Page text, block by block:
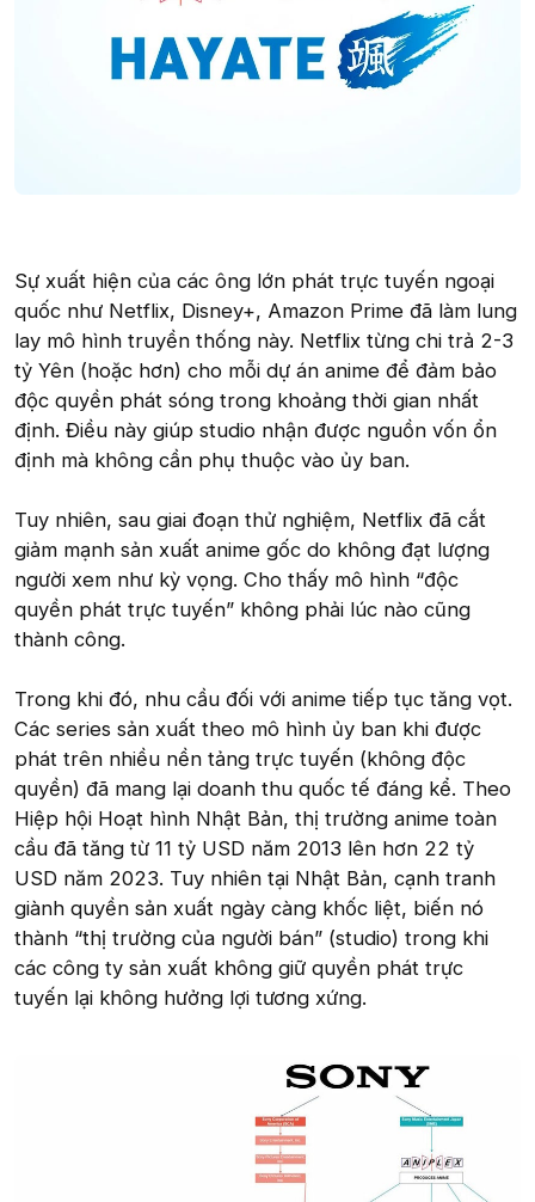
Sự xuất hiện của các ông lớn phát trực tuyến ngoại
quốc như Netflix, Disney+, Amazon Prime đã làm lung
lay mô hình truyền thống này. Netflix từng chi trả 2-3
tỷ Yên (hoặc hơn) cho mỗi dự án anime để đảm bảo
độc quyền phát sóng trong khoảng thời gian nhất
định. Điều này giúp studio nhận được nguồn vốn ổn
định mà không cần phụ thuộc vào ủy ban.
Tuy nhiên, sau giai đoạn thử nghiệm, Netflix đã cắt
giảm mạnh sản xuất anime gốc do không đạt lượng
người xem như kỳ vọng. Cho thấy mô hình “độc
quyền phát trực tuyến” không phải lúc nào cũng
thành công.
Trong khi đó, nhu cầu đối với anime tiếp tục tăng vọt.
Các series sản xuất theo mô hình ủy ban khi được
phát trên nhiều nền tảng trực tuyến (không độc
quyền) đã mang lại doanh thu quốc tế đáng kể. Theo
Hiệp hội Hoạt hình Nhật Bản, thị trường anime toàn
cầu đã tăng từ 11 tỷ USD năm 2013 lên hơn 22 tỷ
USD năm 2023. Tuy nhiên tại Nhật Bản, cạnh tranh
giành quyền sản xuất ngày càng khốc liệt, biến nó
thành “thị trường của người bán” (studio) trong khi
các công ty sản xuất không giữ quyền phát trực
tuyến lại không hưởng lợi tương xứng.